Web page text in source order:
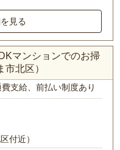
見る
マンションでのお掃
北区）
支給、前払い制度あり
付近）